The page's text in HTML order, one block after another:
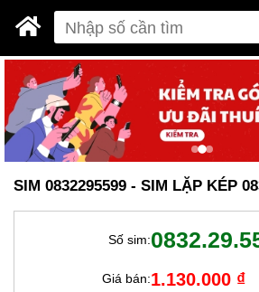
SIM 0832295599 - SIM LẶP KÉP
Số sim:
Giá bán:1.130.000 ₫